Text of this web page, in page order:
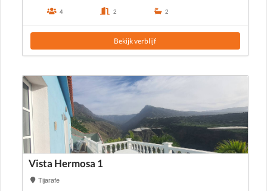
4 2 2
Bekijk verblijf
Vista Hermosa 1
Tijarafe